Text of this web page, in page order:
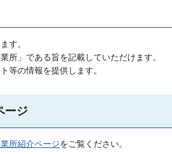
す。
所」である旨を記載していただけます。
等の情報を提供します。
ージ
所紹介ページをご覧ください。